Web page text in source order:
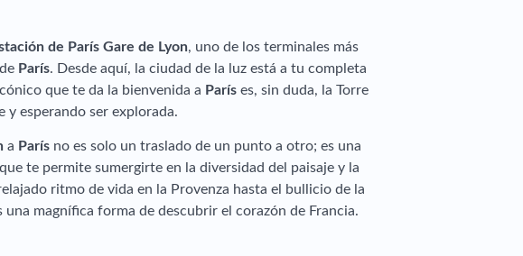
de París Gare de Lyon, uno de los terminales más
París. Desde aquí, la ciudad de la luz está a tu completa
que te da la bienvenida a París es, sin duda, la Torre
y esperando ser explorada.
a París no es solo un traslado de un punto a otro; es una
te permite sumergirte en la diversidad del paisaje y la
ritmo de vida en la Provenza hasta el bullicio de la
magnífica forma de descubrir el corazón de Francia.